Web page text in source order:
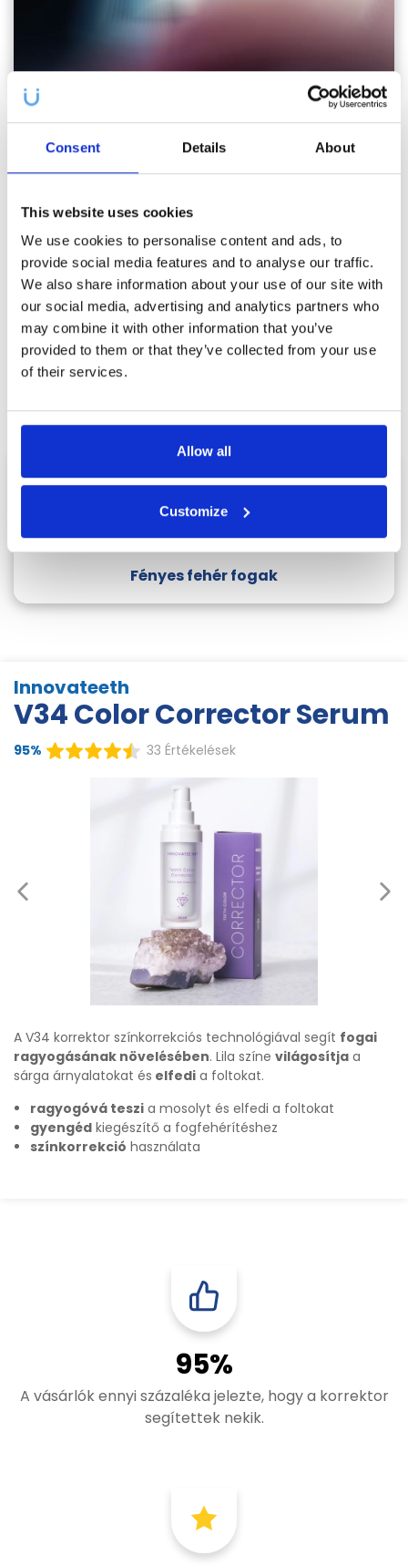
Consent Details About
This website uses cookies
We use cookies to personalise content and ads, to
provide social media features and to analyse our traffic.
We also share information about your use of our site with
our social media, advertising and analytics partners who
may combine it with other information that you’ve
provided to them or that they’ve collected from your use
of their services.
Allow all
Customize
Kouzlo palety
Sárga árnyalatú fogak
Lila színű korrektor
=
Fényes fehér fogak
Innovateeth
V34 Color Corrector Serum
95% 33 Értékelések
A V34 korrektor színkorrekciós technológiával segít fogai
ragyogásának növelésében. Lila színe világosítja a
sárga árnyalatokat és elfedi a foltokat.
ragyogóvá teszi a mosolyt és elfedi a foltokat
gyengéd kiegészítő a fogfehérítéshez
színkorrekció használata
95%
A vásárlók ennyi százaléka jelezte, hogy a korrektor
segítettek nekik.